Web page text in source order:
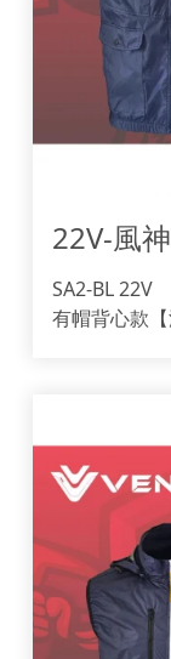
22V-風
SA2-BL 22V
有帽背心款【